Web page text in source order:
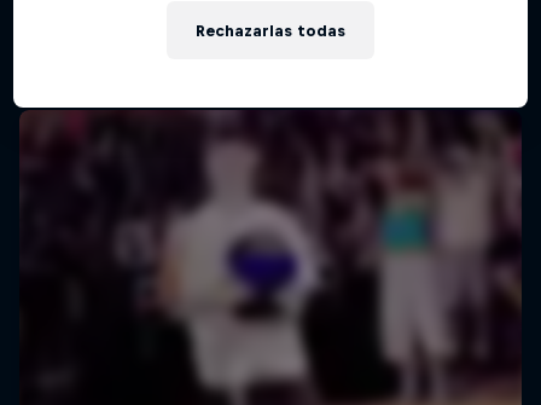
Rechazarlas todas